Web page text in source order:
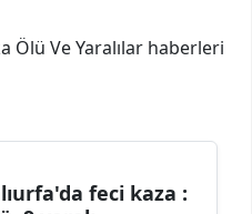
Ölü Ve Yaralılar haberleri
feci kaza :